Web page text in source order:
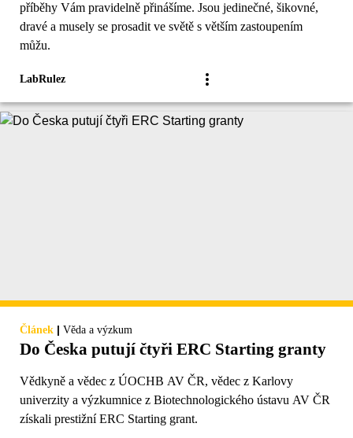
příběhy Vám pravidelně přinášíme. Jsou jedinečné, šikovné,
dravé a musely se prosadit ve světě s větším zastoupením
můžu.
LabRulez
Článek | Věda a výzkum
Do Česka putují čtyři ERC Starting granty
Vědkyně a vědec z ÚOCHB AV ČR, vědec z Karlovy
univerzity a výzkumnice z Biotechnologického ústavu AV ČR
získali prestižní ERC Starting grant.